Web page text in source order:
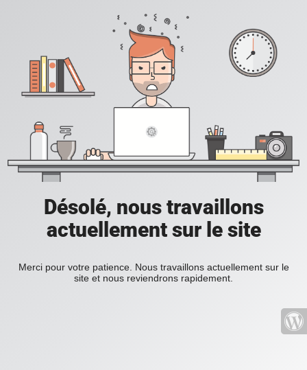
Désolé, nous travaillons
actuellement sur le site
Merci pour votre patience. Nous travaillons actuellement sur le
site et nous reviendrons rapidement.